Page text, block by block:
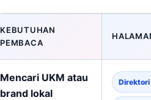
KEBUTUHAN
PEMBACA
Mencari UKM atau
brand lokal
Direktori